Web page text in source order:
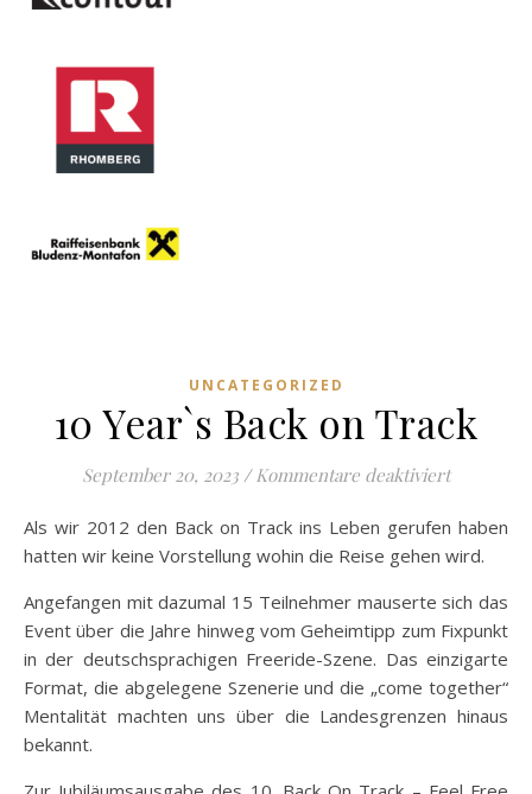
UNCATEGORIZED
10 Year`s Back on Track
September 20, 2023 / Kommentare deaktiviertfür 10
Als wir 2012 den Back on Track ins Leben gerufen haben
hatten wir keine Vorstellung wohin die Reise gehen wird.
Angefangen mit dazumal 15 Teilnehmer mauserte sich das
Event über die Jahre hinweg vom Geheimtipp zum Fixpunkt
in der deutschsprachigen Freeride-Szene. Das einzigarte
Format, die abgelegene Szenerie und die „come together“
Mentalität machten uns über die Landesgrenzen hinaus
bekannt.